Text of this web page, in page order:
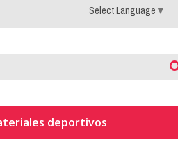
Select Language ▼
deportivos